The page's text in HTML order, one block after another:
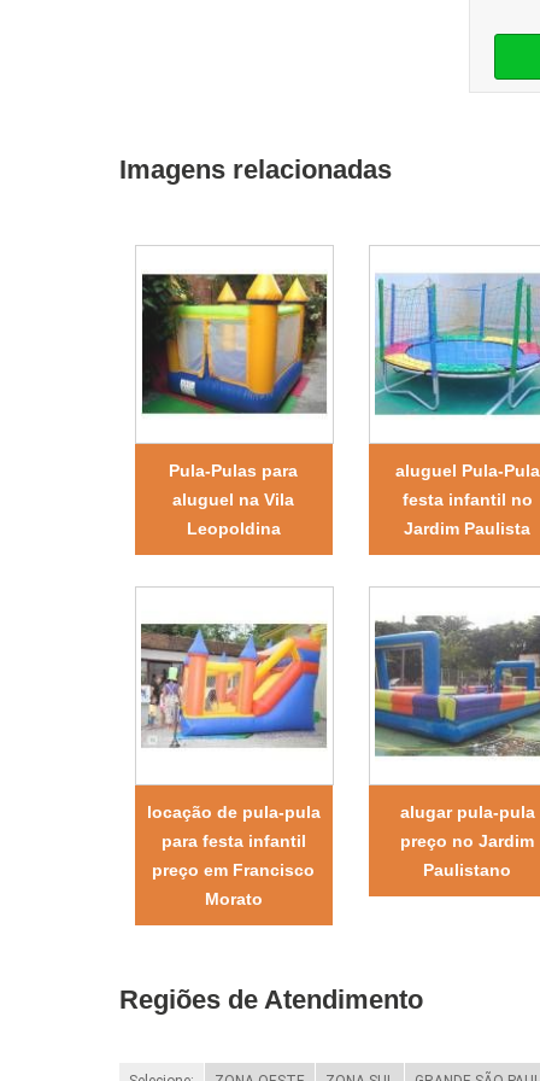
Imagens relacionadas
Pula-Pulas para
aluguel na Vila
Leopoldina
aluguel Pula-Pula
festa infantil no
Jardim Paulista
locação de pula-pula
para festa infantil
preço em Francisco
Morato
alugar pula-pula
preço no Jardim
Paulistano
Regiões de Atendimento